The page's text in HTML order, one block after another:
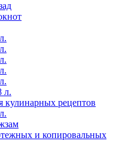
л.
кулинарных рецептов
и копировальных